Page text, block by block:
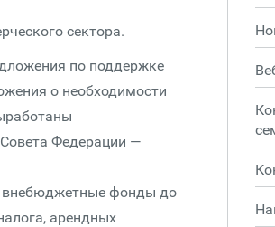
сектора.
по поддержке
о необходимости
Федерации —
внебюджетные фонды до
арендных